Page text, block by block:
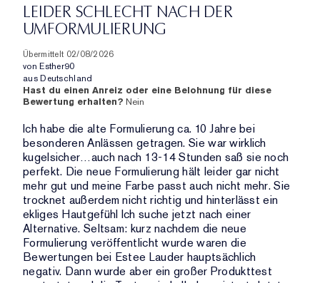
UND
ANZAHL
DER
BEWERTUNGEN
DURCHSCHNITTLICHER
BEWERTUNG
ANZAHL
BEWERTUNGEN
PRODUKTNAME,
MARKE,
KATEGORIE,
DURCHSCHNITTLICHER
ANZAHL
DER
BEWERTUNGEN
LEIDER SCHLECHT NACH DER
UMFORMULIERUNG
Übermittelt 02/08/2026
von Esther90
aus Deutschland
Hast du einen Anreiz oder eine Belohnung für diese
Bewertung erhalten? Nein
Ich habe die alte Formulierung ca. 10 Jahre bei
besonderen Anlässen getragen. Sie war wirklich
kugelsicher…auch nach 13-14 Stunden saß sie noch
perfekt. Die neue Formulierung hält leider gar nicht
mehr gut und meine Farbe passt auch nicht mehr. Sie
trocknet außerdem nicht richtig und hinterlässt ein
ekliges Hautgefühl Ich suche jetzt nach einer
Alternative. Seltsam: kurz nachdem die neue
Formulierung veröffentlicht wurde waren die
Bewertungen bei Estee Lauder hauptsächlich
negativ. Dann wurde aber ein großer Produkttest